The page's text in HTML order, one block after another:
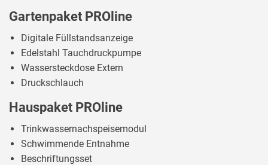
Gartenpaket PROline
Digitale Füllstandsanzeige
Edelstahl Tauchdruckpumpe
Wassersteckdose Extern
Druckschlauch
Hauspaket PROline
Trinkwassernachspeisemodul
Schwimmende Entnahme
Beschriftungsset